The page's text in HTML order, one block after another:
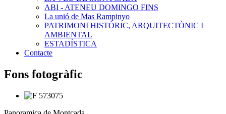
ABI - ATENEU DOMINGO FINS
La unió de Mas Rampinyo
PATRIMONI HISTÒRIC, ARQUITECTÒNIC I
AMBIENTAL
ESTADÍSTICA
Contacte
Fons fotogràfic